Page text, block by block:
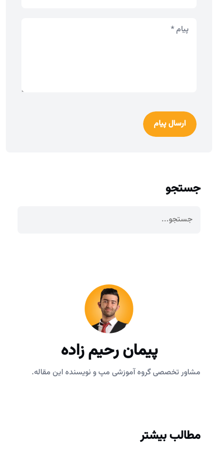
ارسال پیام
جستجو
پیمان رحیم زاده
مشاور تخصصی گروه آموزشی مپ و نویسنده این مقاله.
مطالب بیشتر